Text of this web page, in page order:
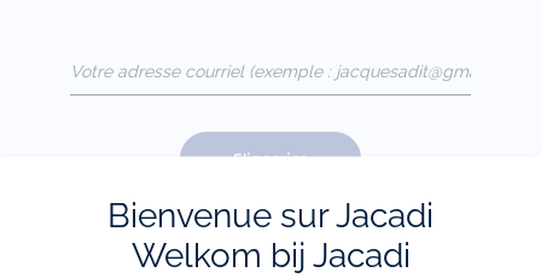
(exemple :
jacquesadit@gmail.com)
S'inscrire
Pour plus d'informations sur vos données personnelles,
Bienvenue sur Jacadi
Welkom bij Jacadi